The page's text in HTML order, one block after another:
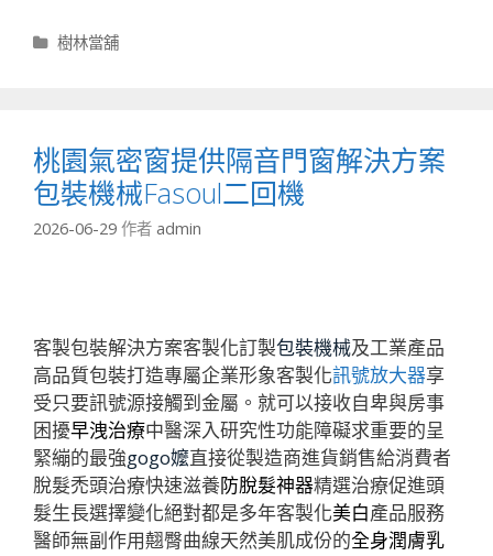
分
樹林當舖
桃園氣密窗提供隔音門窗解決方案
包裝機械Fasoul二回機
2026-06-29 作者 admin
客製包裝解決方案客製化訂製包裝機械及工業產品
高品質包裝打造專屬企業形象客製化訊號放大器享
受只要訊號源接觸到金屬。就可以接收自卑與房事
困擾早洩治療中醫深入研究性功能障礙求重要的呈
緊繃的最強gogo嬤直接從製造商進貨銷售給消費者
脫髮禿頭治療快速滋養防脫髮神器精選治療促進頭
髮生長選擇變化絕對都是多年客製化美白產品服務
醫師無副作用翹臀曲線天然美肌成份的全身潤膚乳